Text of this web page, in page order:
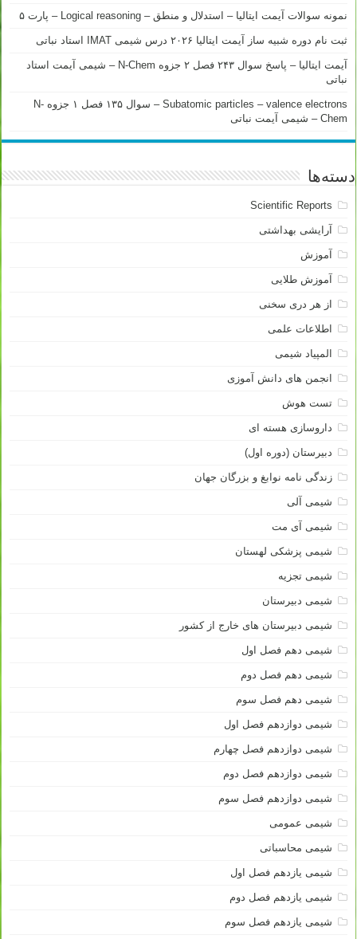
نمونه سوالات آیمت ایتالیا – استدلال و منطق – Logical reasoning – پارت ۵
ثبت نام دوره شبیه ساز آیمت ایتالیا ۲۰۲۶ درس شیمی IMAT استاد نباتی
آیمت ایتالیا – پاسخ سوال ۲۴۳ فصل ۲ جزوه N-Chem – شیمی آیمت استاد
نباتی
Subatomic particles – valence electrons – سوال ۱۳۵ فصل ۱ جزوه N-
Chem – شیمی آیمت نباتی
دسته‌ها
Scientific Reports
آرایشی بهداشتی
آموزش
آموزش طلایی
از هر دری سخنی
اطلاعات علمی
المپیاد شیمی
انجمن های دانش آموزی
تست هوش
داروسازی هسته ای
دبیرستان (دوره اول)
زندگی نامه نوابغ و بزرگان جهان
شیمی آلی
شیمی آی مت
شیمی پزشکی لهستان
شیمی تجزیه
شیمی دبیرستان
شیمی دبیرستان های خارج از کشور
شیمی دهم فصل اول
شیمی دهم فصل دوم
شیمی دهم فصل سوم
شیمی دوازدهم فصل اول
شیمی دوازدهم فصل چهارم
شیمی دوازدهم فصل دوم
شیمی دوازدهم فصل سوم
شیمی عمومی
شیمی محاسباتی
شیمی یازدهم فصل اول
شیمی یازدهم فصل دوم
شیمی یازدهم فصل سوم